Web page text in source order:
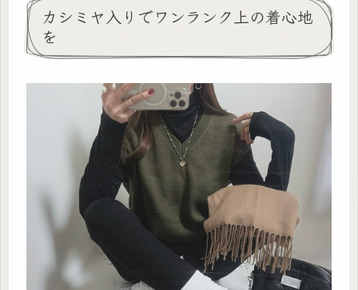
カシミヤ入りでワンランク上の着心地
を